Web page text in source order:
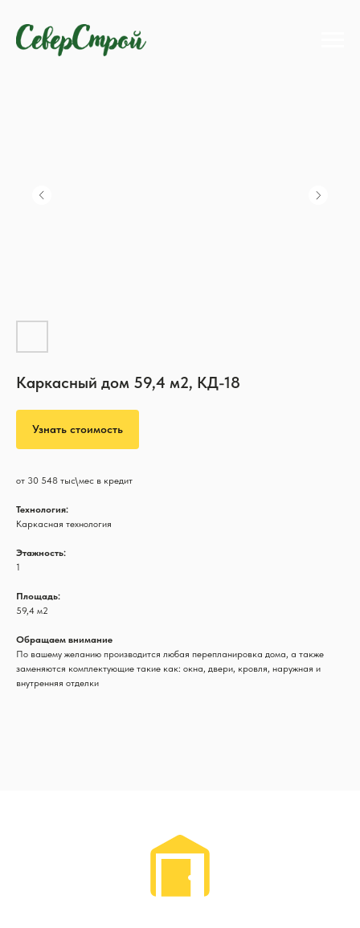
Каркасный дом 59,4 м2, КД-18
Узнать стоимость
от 30 548 тыс\мес в кредит
Технология:
Каркасная технология
Этажность:
1
Площадь:
59,4 м2
Обращаем внимание
По вашему желанию производится любая перепланировка дома, а также
заменяются комплектующие такие как: окна, двери, кровля, наружная и
внутренняя отделки